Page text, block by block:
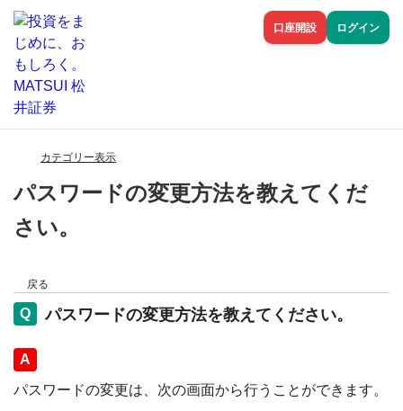
口座開設 ログイン
カテゴリー表示
パスワードの変更方法を教えてくだ
さい。
戻る
パスワードの変更方法を教えてください。
回答
パスワードの変更は、次の画面から行うことができます。